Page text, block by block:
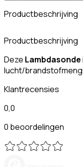
Productbeschrijving
Productbeschrijving
Deze Lambdasonde
lucht/
Klantrecensies
0,0
0 beoordelingen